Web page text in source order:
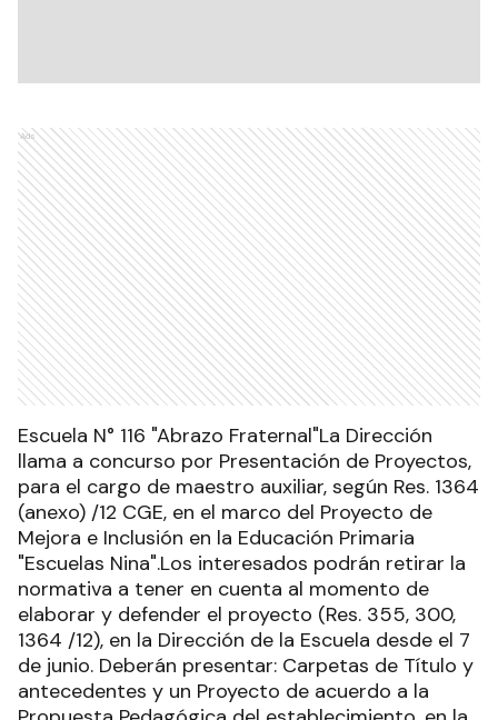
Ads
Escuela N° 116 "Abrazo Fraternal"La Dirección
llama a concurso por Presentación de Proyectos,
para el cargo de maestro auxiliar, según Res. 1364
(anexo) /12 CGE, en el marco del Proyecto de
Mejora e Inclusión en la Educación Primaria
"Escuelas Nina".Los interesados podrán retirar la
normativa a tener en cuenta al momento de
elaborar y defender el proyecto (Res. 355, 300,
1364 /12), en la Dirección de la Escuela desde el 7
de junio. Deberán presentar: Carpetas de Título y
antecedentes y un Proyecto de acuerdo a la